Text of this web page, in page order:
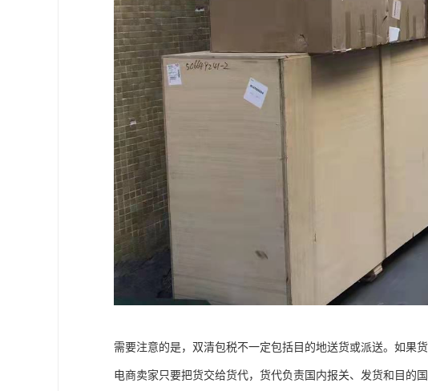
需要注意的是，双清包税不一定包括目的地送货或派送。如果
电商卖家只要把货交给货代，货代负责国内报关、发货和目的